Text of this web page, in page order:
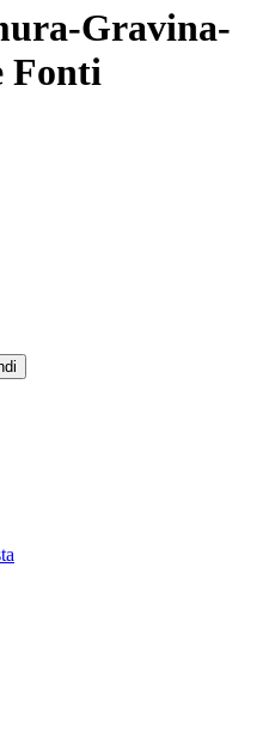
Gravina-
Fonti